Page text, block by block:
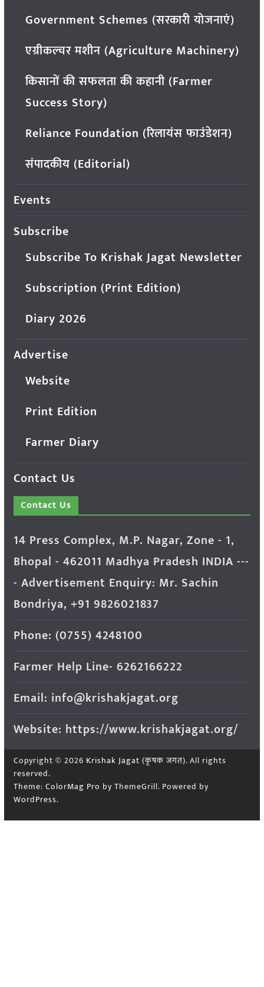
Government Schemes (सरकारी योजनाएं)
एग्रीकल्चर मशीन (Agriculture Machinery)
किसानों की सफलता की कहानी (Farmer
Success Story)
Reliance Foundation (रिलायंस फाउंडेशन)
संपादकीय (Editorial)
Events
Subscribe
Subscribe To Krishak Jagat Newsletter
Subscription (Print Edition)
Diary 2026
Advertise
Website
Print Edition
Farmer Diary
Contact Us
Contact Us
14 Press Complex, M.P. Nagar, Zone - 1,
Bhopal - 462011 Madhya Pradesh INDIA ---
- Advertisement Enquiry: Mr. Sachin
Bondriya, +91 9826021837
Phone: (0755) 4248100
Farmer Help Line- 6262166222
Email: info@krishakjagat.org
Website: https://www.krishakjagat.org/
Copyright © 2026 Krishak Jagat (कृषक जगत). All rights
reserved.
Theme: ColorMag Pro by ThemeGrill. Powered by
WordPress.